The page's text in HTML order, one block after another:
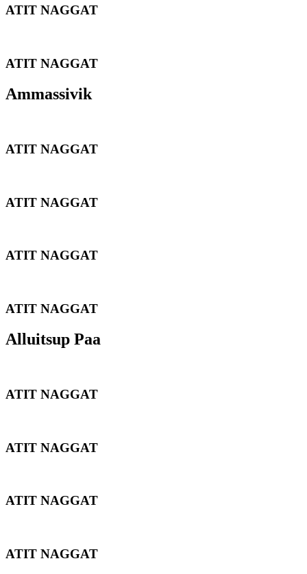
ATIT NAGGAT
ATIT NAGGAT
Ammassivik
ATIT NAGGAT
ATIT NAGGAT
ATIT NAGGAT
ATIT NAGGAT
Alluitsup Paa
ATIT NAGGAT
ATIT NAGGAT
ATIT NAGGAT
ATIT NAGGAT